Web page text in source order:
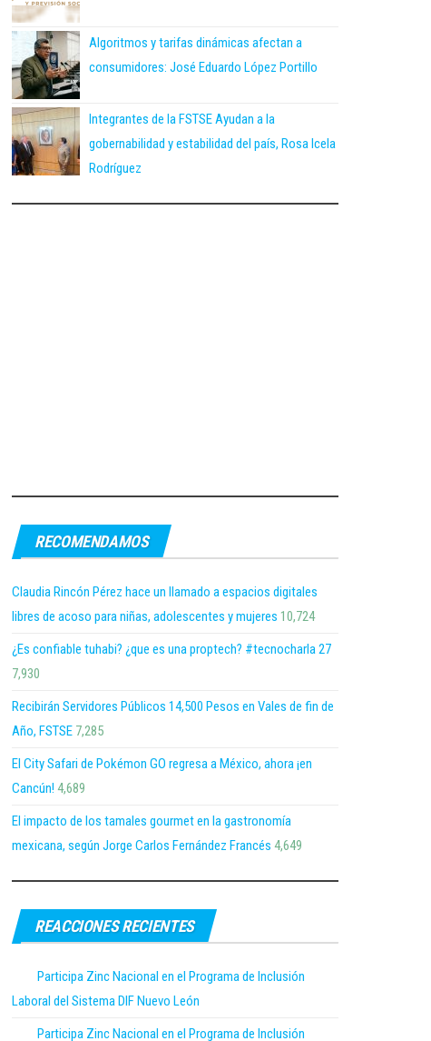
Algoritmos y tarifas dinámicas afectan a
consumidores: José Eduardo López Portillo
Integrantes de la FSTSE Ayudan a la
gobernabilidad y estabilidad del país, Rosa Icela
Rodríguez
RECOMENDAMOS
Claudia Rincón Pérez hace un llamado a espacios digitales
libres de acoso para niñas, adolescentes y mujeres 10,724
¿Es confiable tuhabi? ¿que es una proptech? #tecnocharla 27
7,930
Recibirán Servidores Públicos 14,500 Pesos en Vales de fin de
Año, FSTSE 7,285
El City Safari de Pokémon GO regresa a México, ahora ¡en
Cancún! 4,689
El impacto de los tamales gourmet en la gastronomía
mexicana, según Jorge Carlos Fernández Francés 4,649
REACCIONES RECIENTES
Participa Zinc Nacional en el Programa de Inclusión
Laboral del Sistema DIF Nuevo León
Participa Zinc Nacional en el Programa de Inclusión